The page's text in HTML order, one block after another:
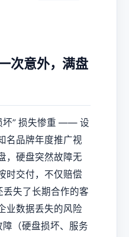
次意外，满盘
坏” 损失惨重 —— 设
名品牌年度推广视
，硬盘突然故障无
时交付，不仅赔偿
失了长期合作的客
业数据丢失的风险
（硬盘损坏、服务